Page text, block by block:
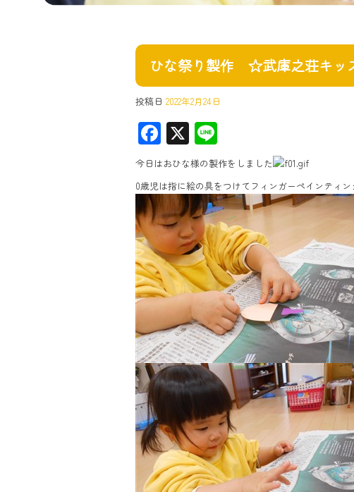
ひな祭り製作 ☆武庫之荘キッ
投稿日 2022年2月24日
F
ac
e
b
o
ok
X
ne
今日はおひな様の製作をしました
0歳児は指に絵の具をつけてフィンガーペインティ